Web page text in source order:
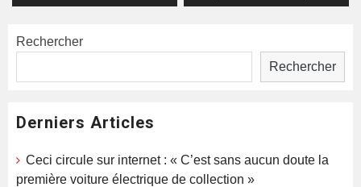
Rechercher
Rechercher
Derniers Articles
Ceci circule sur internet : « C’est sans aucun doute la
première voiture électrique de collection »